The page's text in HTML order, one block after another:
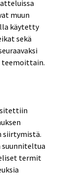
muun
käytetty
sekä
teemoittain.
siirtymistä.
suunniteltua
termit